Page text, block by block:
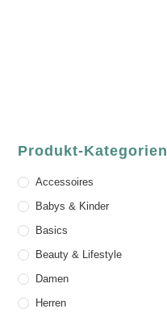
Produkt-Kategorien
Accessoires
Babys & Kinder
Basics
Beauty & Lifestyle
Damen
Herren